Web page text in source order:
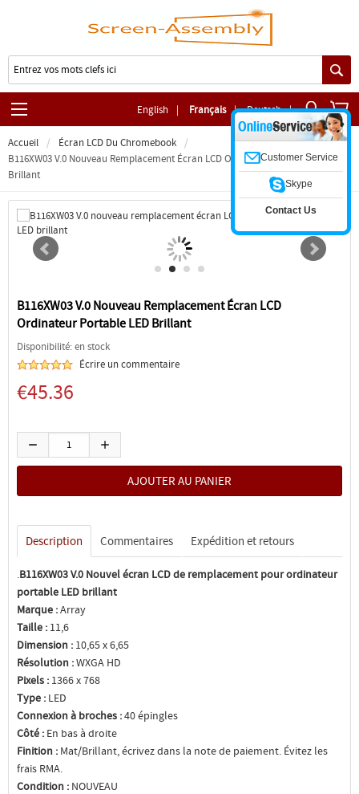
English | Français | Deutsch |
Accueil
Écran LCD Du Chromebook
B116XW03 V.0 Nouveau Remplacement Écran LCD Ordinateur Portable LED
Brillant
B116XW03 V.0 Nouveau Remplacement Écran LCD
Ordinateur Portable LED Brillant
Disponibilité: en stock
Écrire un commentaire
€45.36
Description Commentaires Expédition et retours
.B116XW03 V.0 Nouvel écran LCD de remplacement pour ordinateur
portable LED brillant
Marque :Array
Taille : 11,6
Dimension : 10,65 x 6,65
Résolution :WXGA HD
Pixels : 1366 x 768
Type : LED
Connexion à broches :40 épingles
Côté : En bas à droite
Finition : Mat/Brillant, écrivez dans la note de paiement. Évitez les
frais RMA.
Condition : NOUVEAU
Customer Service
Skype
Contact Us